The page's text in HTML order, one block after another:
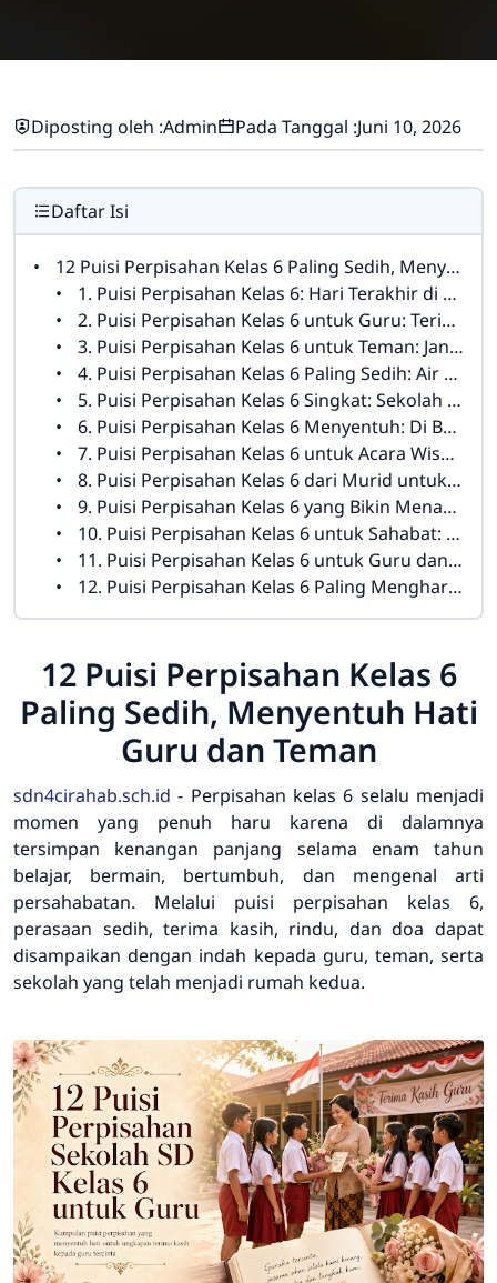
Diposting oleh :Admin Pada Tanggal :Juni 10, 2026
Daftar Isi
12 Puisi Perpisahan Kelas 6 Paling Sedih, Menyentuh Hati Guru dan Teman
1. Puisi Perpisahan Kelas 6: Hari Terakhir di Sekolah Ini
2. Puisi Perpisahan Kelas 6 untuk Guru: Terima Kasih Guruku
3. Puisi Perpisahan Kelas 6 untuk Teman: Jangan Lupakan Aku
4. Puisi Perpisahan Kelas 6 Paling Sedih: Air Mata di Ujung Upacara
5. Puisi Perpisahan Kelas 6 Singkat: Sekolah yang Akan Kurindukan
6. Puisi Perpisahan Kelas 6 Menyentuh: Di Bangku Terakhir Kami Duduk
7. Puisi Perpisahan Kelas 6 untuk Acara Wisuda: Langkah Kecil Menuju Masa Depan
8. Puisi Perpisahan Kelas 6 dari Murid untuk Sekolah
9. Puisi Perpisahan Kelas 6 yang Bikin Menangis: Jika Waktu Bisa Kembali
10. Puisi Perpisahan Kelas 6 untuk Sahabat: Kita Pernah Bersama
11. Puisi Perpisahan Kelas 6 untuk Guru dan Orang Tua
12. Puisi Perpisahan Kelas 6 Paling Mengharukan: Sampai Jumpa Masa Putih Merah
12 Puisi Perpisahan Kelas 6
Paling Sedih, Menyentuh Hati
Guru dan Teman
sdn4cirahab.sch.id - Perpisahan kelas 6 selalu menjadi
momen yang penuh haru karena di dalamnya
tersimpan kenangan panjang selama enam tahun
belajar, bermain, bertumbuh, dan mengenal arti
persahabatan. Melalui puisi perpisahan kelas 6,
perasaan sedih, terima kasih, rindu, dan doa dapat
disampaikan dengan indah kepada guru, teman, serta
sekolah yang telah menjadi rumah kedua.